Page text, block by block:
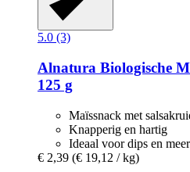
5.0 (3)
Alnatura Biologische
125 g
Maïssnack met
Knapperig en hartig
Ideaal voor dips en meer
€ 2,39 (€ 19,12 / kg)